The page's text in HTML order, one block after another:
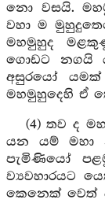
නො වසයි.
වහා ම
මහමුහුද
ගොඩට නගයි
අසුරයෝ යමක්
මහමුහුදෙහි ඒ
(4) තව ද
යන යම් මහා
පැමිණියෝ
ව්‍යවහාරයට
කෙනෙක් වෙත්